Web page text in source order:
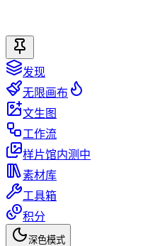
发现
无限画布
文生图
工作流
样片馆内测中
素材库
工具箱
积分
深色模式